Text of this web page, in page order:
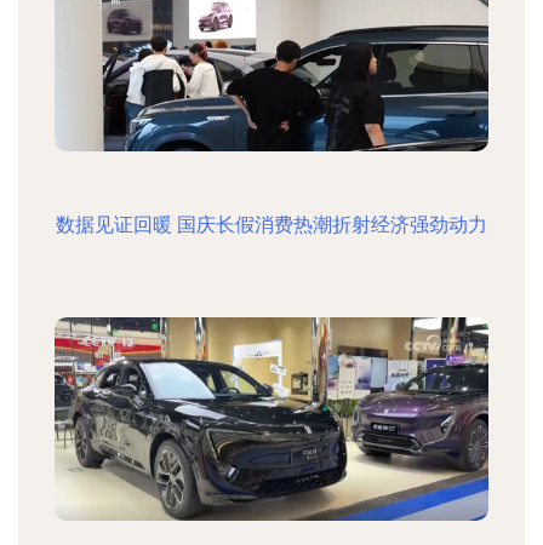
数据见证回暖 国庆长假消费热潮折射经济强劲动力